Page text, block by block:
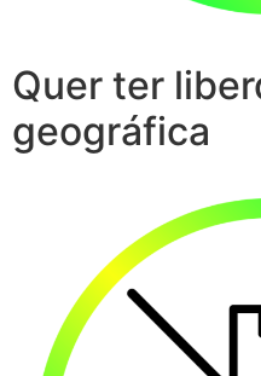
Quer ter
geográfica